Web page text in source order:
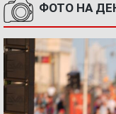
ФОТО НА